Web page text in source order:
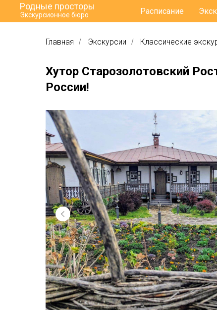
Родные просторы
Экскурсионное бюро Расписание
Главная / Экскурсии / Классические
Хутор Старозолотовский
России!